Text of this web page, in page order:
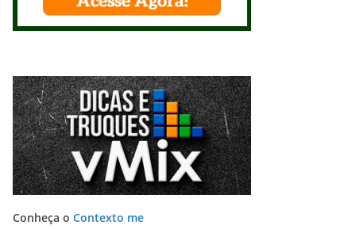
Conheça o Contexto me